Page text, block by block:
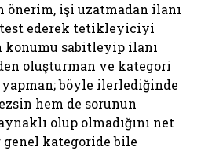
önerim, işi uzatmadan ilanı
ederek tetikleyiciyi
konumu sabitleyip ilanı
oluşturman ve kategori
böyle ilerlediğinde
hem de sorunun
olup olmadığını net
genel kategoride bile